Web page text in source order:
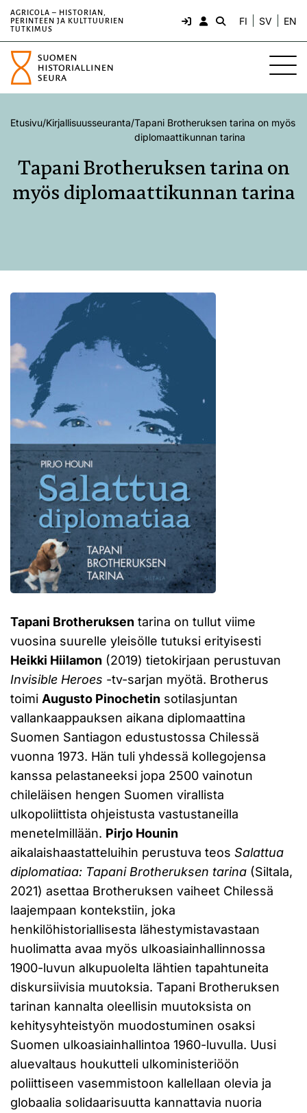
AGRICOLA – HISTORIAN,
PERINTEEN JA KULTTUURIEN
TUTKIMUS
FI SV EN
Etusivu/Kirjallisuusseuranta/Tapani Brotheruksen tarina on myös
diplomaattikunnan tarina
Tapani Brotheruksen tarina on
myös diplomaattikunnan tarina
Tapani Brotheruksen tarina on tullut viime
vuosina suurelle yleisölle tutuksi erityisesti
Heikki Hiilamon (2019) tietokirjaan perustuvan
Invisible Heroes -tv-sarjan myötä. Brotherus
toimi Augusto Pinochetin sotilasjuntan
vallankaappauksen aikana diplomaattina
Suomen Santiagon edustustossa Chilessä
vuonna 1973. Hän tuli yhdessä kollegojensa
kanssa pelastaneeksi jopa 2500 vainotun
chileläisen hengen Suomen virallista
ulkopoliittista ohjeistusta vastustaneilla
menetelmillään. Pirjo Hounin
aikalaishaastatteluihin perustuva teos Salattua
diplomatiaa: Tapani Brotheruksen tarina (Siltala,
2021) asettaa Brotheruksen vaiheet Chilessä
laajempaan kontekstiin, joka
henkilöhistoriallisesta lähestymistavastaan
huolimatta avaa myös ulkoasiainhallinnossa
1900-luvun alkupuolelta lähtien tapahtuneita
diskursiivisia muutoksia. Tapani Brotheruksen
tarinan kannalta oleellisin muutoksista on
kehitysyhteistyön muodostuminen osaksi
Suomen ulkoasiainhallintoa 1960-luvulla. Uusi
aluevaltaus houkutteli ulkoministeriöön
poliittiseen vasemmistoon kallellaan olevia ja
globaalia solidaarisuutta kannattavia nuoria